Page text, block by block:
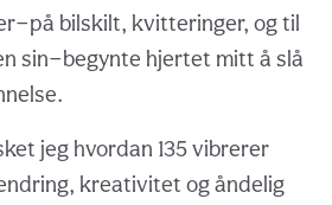
bilskilt, kvitteringer, og til
sin—begynte hjertet mitt å slå
jeg hvordan 135 vibrerer
kreativitet og åndelig